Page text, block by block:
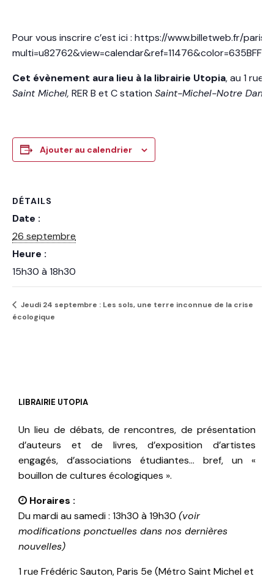
Pour vous inscrire c’est ici : https://www.billetweb.fr/paris-
Cet évènement aura lieu à la librairie Utopia, au 1 rue
Saint Michel, RER B et C station Saint-Michel-Notre Dame
Ajouter au calendrier
DÉTAILS
Date :
26 septembre
Heure :
15h30 à 18h30
Jeudi 24 septembre : Les sols, une terre inconnue de la crise
écologique
LIBRAIRIE UTOPIA
Un lieu de débats, de rencontres, de présentation
d’auteurs et de livres, d’exposition d’artistes
engagés, d’associations étudiantes… bref, un «
bouillon de cultures écologiques ».
Horaires :
Du mardi au samedi : 13h30 à 19h30 (voir
modifications ponctuelles dans nos dernières
nouvelles)
1 rue Frédéric Sauton, Paris 5e (Métro Saint Michel et